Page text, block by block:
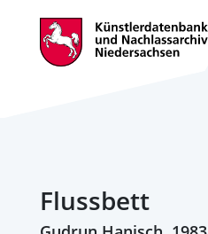
Flussbett